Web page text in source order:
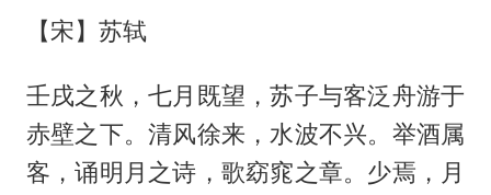
【宋】苏轼
壬戌之秋，七月既望，苏子与客泛舟游于
赤壁之下。清风徐来，水波不兴。举酒属
客，诵明月之诗，歌窈窕之章。少焉，月